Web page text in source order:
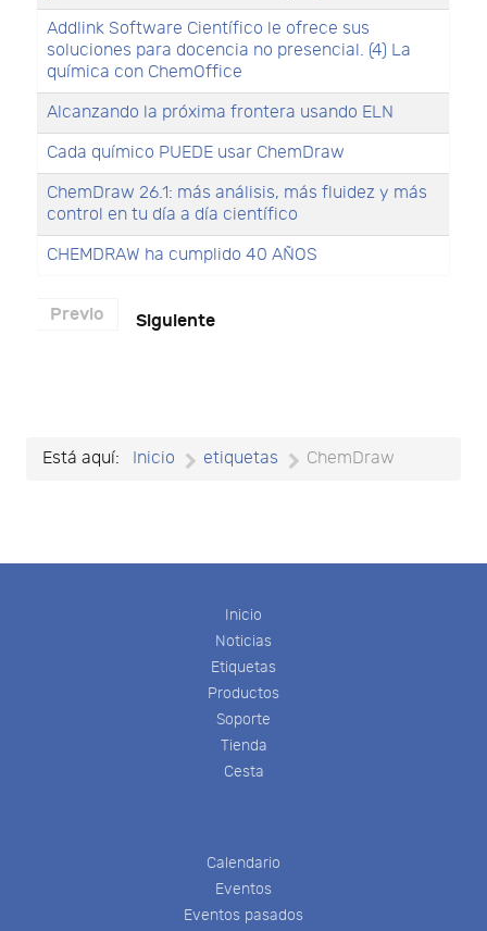
Addlink Software Científico le ofrece sus
soluciones para docencia no presencial. (4) La
química con ChemOffice
Alcanzando la próxima frontera usando ELN
Cada químico PUEDE usar ChemDraw
ChemDraw 26.1: más análisis, más fluidez y más
control en tu día a día científico
CHEMDRAW ha cumplido 40 AÑOS
Previo Siguiente
Está aquí: Inicio etiquetas ChemDraw
Inicio
Noticias
Etiquetas
Productos
Soporte
Tienda
Cesta
Calendario
Eventos
Eventos pasados